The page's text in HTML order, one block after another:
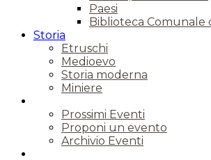
Paesi
Biblioteca Comunale
Storia
Etruschi
Medioevo
Storia moderna
Miniere
Prossimi Eventi
Proponi un evento
Archivio Eventi